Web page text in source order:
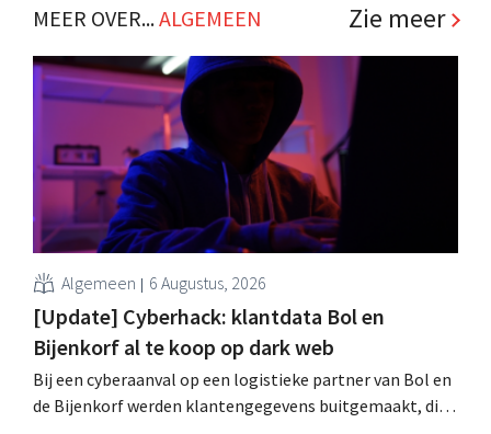
MEER OVER...ALGEMEEN Zie meer
Algemeen 6 Augustus, 2026
[Update] Cyberhack: klantdata Bol en
Bijenkorf al te koop op dark web
Bij een cyberaanval op een logistieke partner van Bol en
de Bijenkorf werden klantengegevens buitgemaakt, die